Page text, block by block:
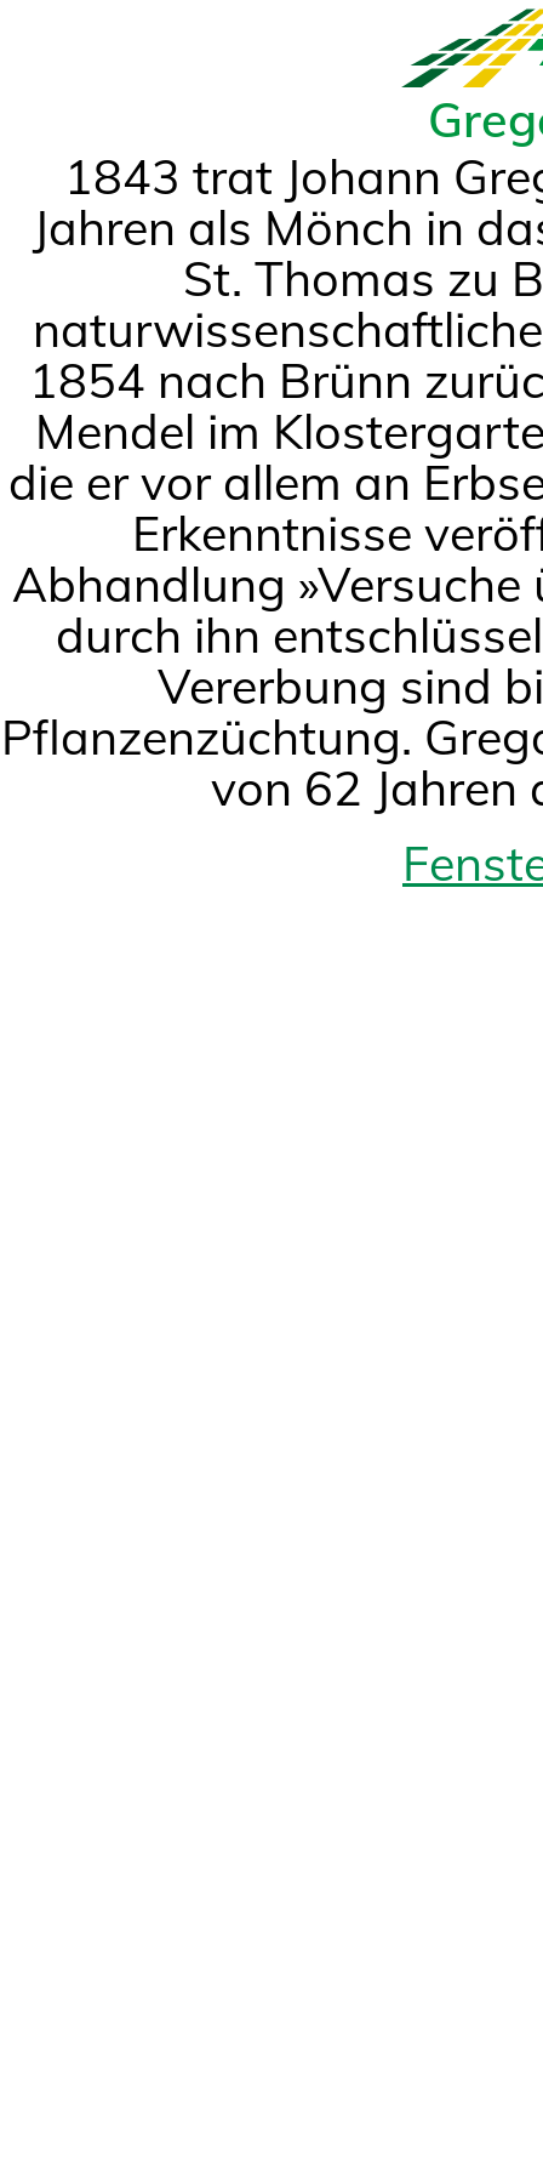
1843 trat Johann
Jahren als Mönch in
St. Thomas zu
1854 nach Brünn
Mendel im
die er vor allem an
Erkenntnisse
Abhandlung
durch ihn
Vererbung sind
Pflanzenzüchtung.
von 62 Jahren